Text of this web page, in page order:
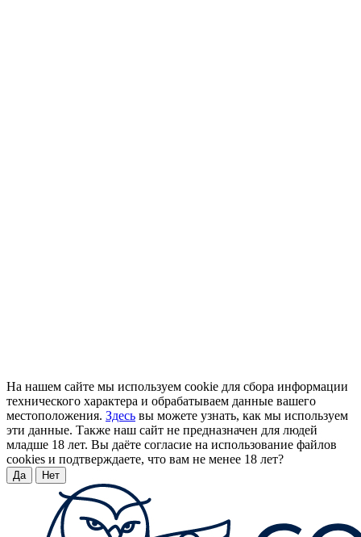
На нашем сайте мы используем cookie для сбора информации
технического характера и обрабатываем данные вашего
местоположения. Здесь вы можете узнать, как мы используем
эти данные. Также наш сайт не предназначен для людей
младше 18 лет. Вы даёте согласие на использование файлов
cookies и подтверждаете, что вам не менее 18 лет?
Да Нет